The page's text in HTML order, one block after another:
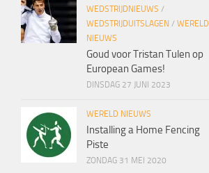
WEDSTRIJDNIEUWS /
WEDSTRIJDUITSLAGEN / WERELD
NIEUWS
Goud voor Tristan Tulen op
European Games!
DINSDAG 27 JUNI 2023
WERELD NIEUWS
Installing a Home Fencing
Piste
ZONDAG 31 MEI 2020